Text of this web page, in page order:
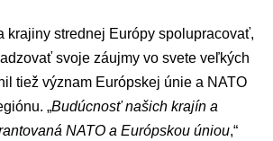
krajiny strednej Európy spolupracovať,
svoje záujmy vo svete veľkých
tiež význam Európskej únie a NATO
„Budúcnosť našich krajín a
NATO a Európskou úniou,“